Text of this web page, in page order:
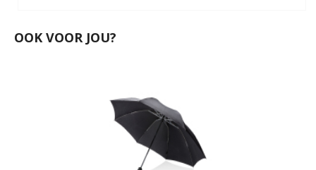
OOK VOOR JOU?